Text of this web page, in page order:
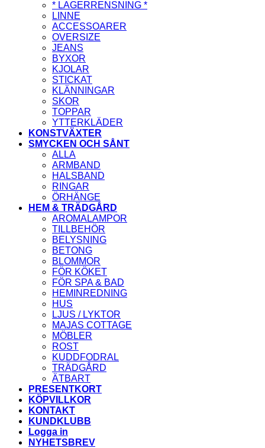
* LAGERRENSNING *
LINNE
ACCESSOARER
OVERSIZE
JEANS
BYXOR
KJOLAR
STICKAT
KLÄNNINGAR
SKOR
TOPPAR
YTTERKLÄDER
KONSTVÄXTER
SMYCKEN OCH SÅNT
ALLA
ARMBAND
HALSBAND
RINGAR
ÖRHÄNGE
HEM & TRÄDGÅRD
AROMALAMPOR
TILLBEHÖR
BELYSNING
BETONG
BLOMMOR
FÖR KÖKET
FÖR SPA & BAD
HEMINREDNING
HUS
LJUS / LYKTOR
MAJAS COTTAGE
MÖBLER
ROST
KUDDFODRAL
TRÄDGÅRD
ÄTBART
PRESENTKORT
KÖPVILLKOR
KONTAKT
KUNDKLUBB
Logga in
NYHETSBREV